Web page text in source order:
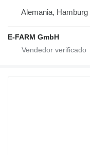
Alemania, Hamburg
E-FARM GmbH